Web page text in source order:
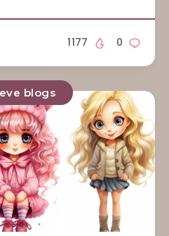
0
1177
blogs